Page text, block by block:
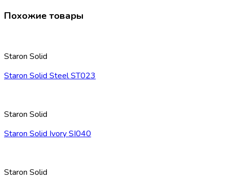
Похожие товары
Staron Solid
Staron Solid Steel ST023
Staron Solid
Staron Solid Ivory SI040
Staron Solid